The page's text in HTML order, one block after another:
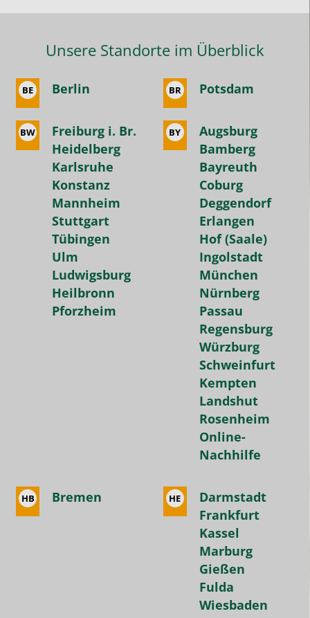
man
Studentenring
die
genommenen
Stunden
bezahlt
und
jederzeit
pausieren
kann.
Bei
den
meisten
Nachhilfeinstituten
wird
man
gedrängt
Halbjahres-
oder
sogar
Jahresverträge
abzuschließen.
sind
sehr
dankbar
für
die
tolle
Betreuung
Unsere Standorte im Überblick
BE Berlin BR Potsdam
BW
Freiburg i. Br.
Heidelberg
Karlsruhe
Konstanz
Mannheim
Stuttgart
Tübingen
Ulm
Ludwigsburg
Heilbronn
Pforzheim
BY
Augsburg
Bamberg
Bayreuth
Coburg
Deggendorf
Erlangen
Hof (Saale)
Ingolstadt
München
Nürnberg
Passau
Regensburg
Würzburg
Schweinfurt
Kempten
Landshut
Rosenheim
Online-
Nachhilfe
HB Bremen HE
Darmstadt
Frankfurt
Kassel
Marburg
Gießen
Fulda
Wiesbaden